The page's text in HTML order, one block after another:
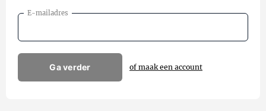
E-mailadres
Ga verder of maak een account